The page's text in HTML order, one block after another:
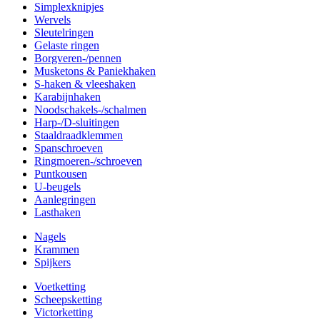
Simplexknipjes
Wervels
Sleutelringen
Gelaste ringen
Borgveren-/pennen
Musketons & Paniekhaken
S-haken & vleeshaken
Karabijnhaken
Noodschakels-/schalmen
Harp-/D-sluitingen
Staaldraadklemmen
Spanschroeven
Ringmoeren-/schroeven
Puntkousen
U-beugels
Aanlegringen
Lasthaken
Nagels
Krammen
Spijkers
Voetketting
Scheepsketting
Victorketting